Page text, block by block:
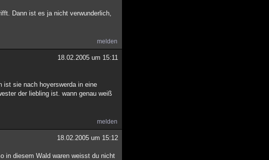
Dann ist es ja nicht verwunderlich,
melden
18.02.2005 um 15:11
ist sie nach hoyerswerda in eine
der liebling ist. wann genau weiß
melden
18.02.2005 um 15:12
in diesem Wald waren weisst du nicht